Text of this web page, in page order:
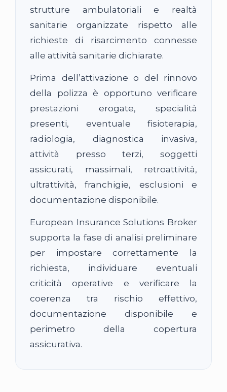
strutture ambulatoriali e realtà
sanitarie organizzate rispetto alle
richieste di risarcimento connesse
alle attività sanitarie dichiarate.
Prima dell’attivazione o del rinnovo
della polizza è opportuno verificare
prestazioni erogate, specialità
presenti, eventuale fisioterapia,
radiologia, diagnostica invasiva,
attività presso terzi, soggetti
assicurati, massimali, retroattività,
ultrattività, franchigie, esclusioni e
documentazione disponibile.
European Insurance Solutions Broker
supporta la fase di analisi preliminare
per impostare correttamente la
richiesta, individuare eventuali
criticità operative e verificare la
coerenza tra rischio effettivo,
documentazione disponibile e
perimetro della copertura
assicurativa.